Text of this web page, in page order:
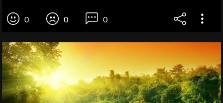
0 0 0